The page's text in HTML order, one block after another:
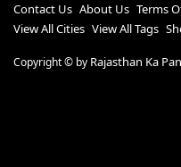
Contact Us About Us Terms
View All Cities View All Tags
Copyright © by Rajasthan Ka